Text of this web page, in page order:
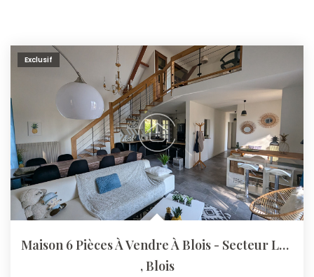
Exclusif
Maison 6 Pièces À Vendre À Blois - Secteur Les Grouets
,Blois